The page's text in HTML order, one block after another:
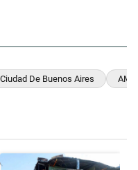
Ciudad De Buenos Aires
"Javier Milei celebra la
Un artículo de tendencia